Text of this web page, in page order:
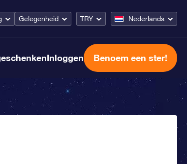
Gelegenheid TRY Nederlands
Inloggen Benoem een ster!